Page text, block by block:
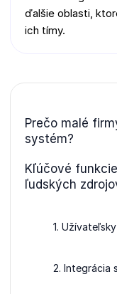
ďalšie oblasti,
ich tímy.
Prečo malé
systém?
Kľúčové
ľudských
1.
2. Integrácia